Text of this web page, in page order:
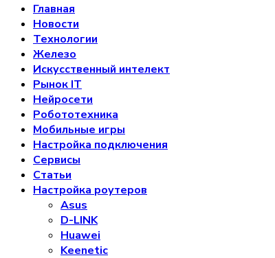
Главная
Новости
Технологии
Железо
Искусственный интелект
Рынок IT
Нейросети
Робототехника
Мобильные игры
Настройка подключения
Сервисы
Статьи
Настройка роутеров
Asus
D-LINK
Huawei
Keenetic